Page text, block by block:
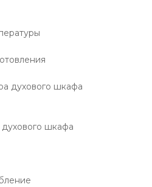
духового шкафа
шкафа